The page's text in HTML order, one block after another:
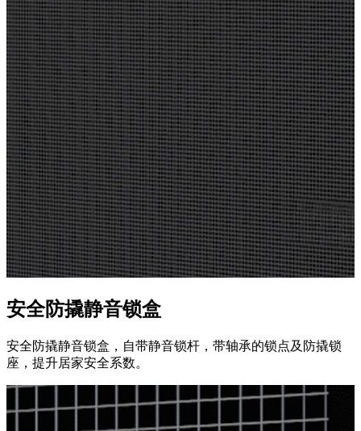
安全防撬静音锁盒
安全防撬静音锁盒，自带静音锁杆，带轴承的锁点及防撬锁
座，提升居家安全系数。